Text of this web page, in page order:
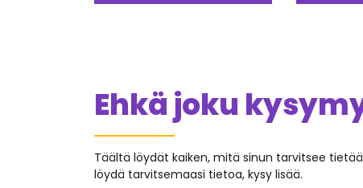
Ehkä joku
Täältä löydät kaiken, mitä sinun tarvitsee
löydä tarvitsemaasi tietoa, kysy lisää.